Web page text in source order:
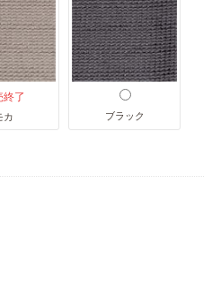
終了
カ ブラック